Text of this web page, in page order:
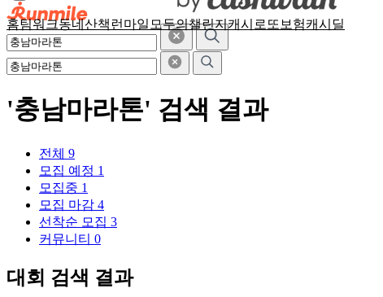
홈팀워크동네산책 런마일 모두의챌린지캐시로또 보험캐시딜
'충남마라톤' 검색 결과
전체 9
모집 예정 1
모집중 1
모집 마감 4
선착순 모집 3
커뮤니티 0
대회 검색 결과